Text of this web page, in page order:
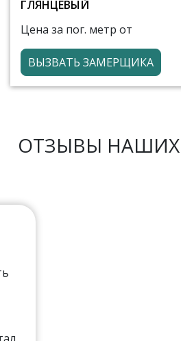
ГЛЯНЦЕВЫЙ
Цена за пог. метр от
ВЫЗВАТЬ ЗАМЕРЩИКА
ОТЗЫВЫ